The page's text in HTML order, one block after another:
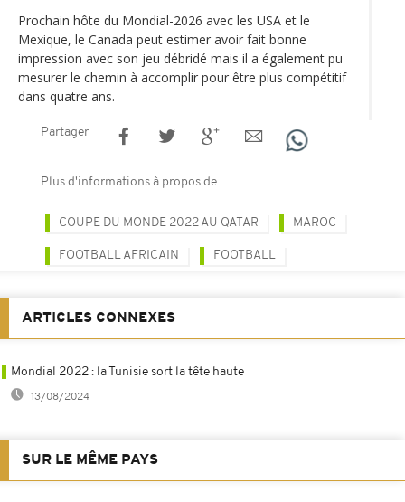
Prochain hôte du Mondial-2026 avec les USA et le
Mexique, le Canada peut estimer avoir fait bonne
impression avec son jeu débridé mais il a également pu
mesurer le chemin à accomplir pour être plus compétitif
dans quatre ans.
Partager
Plus d'informations à propos de
COUPE DU MONDE 2022 AU QATAR MAROC
FOOTBALL AFRICAIN FOOTBALL
ARTICLES CONNEXES
Mondial 2022 : la Tunisie sort la tête haute
13/08/2024
SUR LE MÊME PAYS